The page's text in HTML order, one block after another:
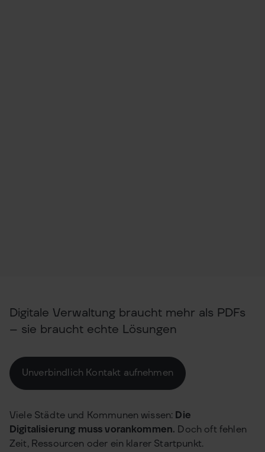
Digitale Verwaltung braucht mehr als PDFs
– sie braucht echte Lösungen
Unverbindlich Kontakt aufnehmen
Viele Städte und Kommunen wissen: Die
Digitalisierung muss vorankommen. Doch oft fehlen
Zeit, Ressourcen oder ein klarer Startpunkt.